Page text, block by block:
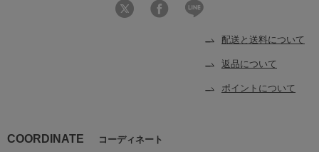
配送と送料について
返品について
ポイントについて
COORDINATE コーディネート